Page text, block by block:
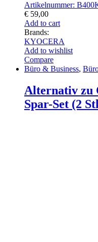
Artikelnummer:
€ 59,00
Add to cart
Brands:
KYOCERA
Add to wishlist
Compare
Büro & Business,
Alternativ zu
Spar-Set (2